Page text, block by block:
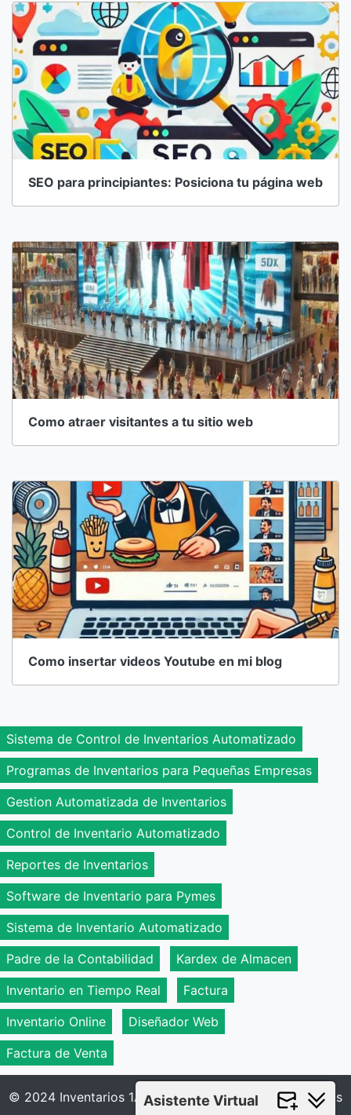
SEO para principiantes: Posiciona tu página web
Como atraer visitantes a tu sitio web
Como insertar videos Youtube en mi blog
Sistema de Control de Inventarios Automatizado
Programas de Inventarios para Pequeñas Empresas
Gestion Automatizada de Inventarios
Control de Inventario Automatizado
Reportes de Inventarios
Software de Inventario para Pymes
Sistema de Inventario Automatizado
Padre de la Contabilidad
Kardex de Almacen
Inventario en Tiempo Real
Factura
Inventario Online
Diseñador Web
Factura de Venta
© 2024 Inventarios 1A - Todos los derechos reservados
Asistente Virtual